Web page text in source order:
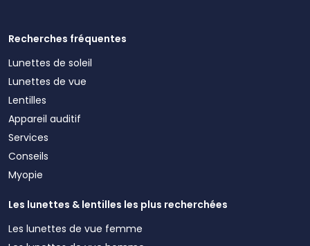
Recherches fréquentes
Lunettes de soleil
Lunettes de vue
Lentilles
Appareil auditif
Services
Conseils
Myopie
Les lunettes & lentilles les plus recherchées
Les lunettes de vue femme